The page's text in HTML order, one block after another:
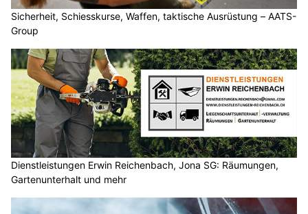
Sicherheit, Schiesskurse, Waffen, taktische Ausrüstung – AATS-
Group
Dienstleistungen Erwin Reichenbach, Jona SG: Räumungen,
Gartenunterhalt und mehr